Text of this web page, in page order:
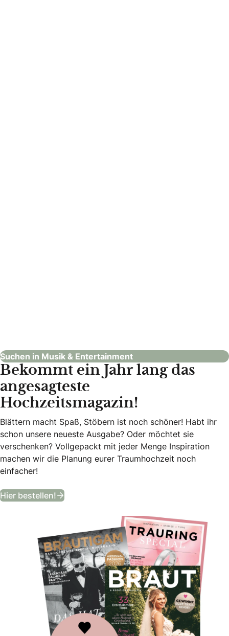
Suchen in Musik & Entertainment
Bekommt ein Jahr lang das
angesagteste
Hochzeitsmagazin!
Blättern macht Spaß, Stöbern ist noch schöner! Habt ihr
schon unsere neueste Ausgabe? Oder möchtet sie
verschenken? Vollgepackt mit jeder Menge Inspiration
machen wir die Planung eurer Traumhochzeit noch
einfacher!
Hier bestellen! Bekommt ein Jahr lang das